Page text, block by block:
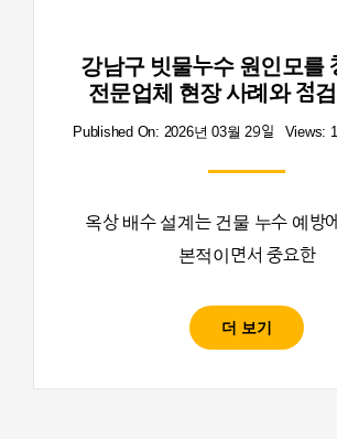
강남구 빗물누수 원인모를
전문업체 현장 사례와 점
Published On: 2026년 03월 29일 Views:
옥상 배수 설계는 건물 누수 예방
본적이면서 중요한
더 보기